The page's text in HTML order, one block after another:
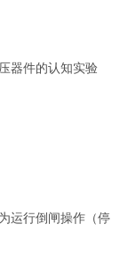
器件的认知实验
运行倒闸操作（停